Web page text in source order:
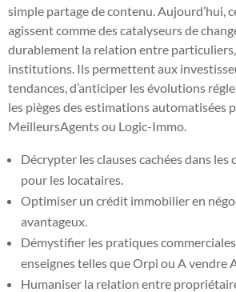
simple partage de contenu. Aujourd’hui,
agissent comme des catalyseurs de
durablement la relation entre particuliers,
institutions. Ils permettent aux
tendances, d’anticiper les évolutions
les pièges des estimations automatisées
MeilleursAgents ou Logic-Immo.
Décrypter les clauses cachées dans
pour les locataires.
Optimiser un crédit immobilier en
avantageux.
Démystifier les pratiques
enseignes telles que Orpi ou A vendre
Humaniser la relation entre